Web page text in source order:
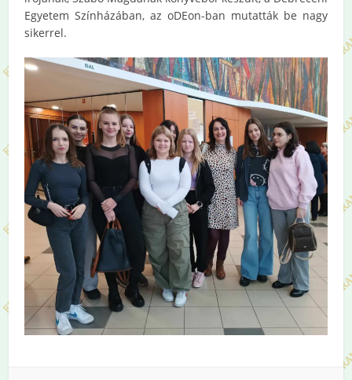
Egyetem Színházában, az oDEon-ban mutatták be nagy
sikerrel.